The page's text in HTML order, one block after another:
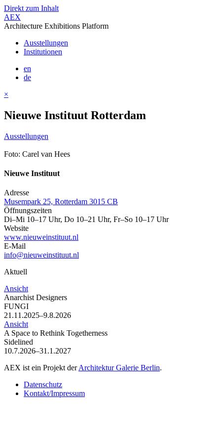
Direkt zum Inhalt
AEX
Architecture Exhibitions Platform
Ausstellungen
Institutionen
en
de
×
Nieuwe Instituut Rotterdam
Ausstellungen
Foto: Carel van Hees
Nieuwe Instituut
Adresse
Musempark 25, Rotterdam 3015 CB
Öffnungszeiten
Di–Mi 10–17 Uhr, Do 10–21 Uhr, Fr–So 10–17 Uhr
Website
www.nieuweinstituut.nl
E-Mail
info@nieuweinstituut.nl
Aktuell
Ansicht
Anarchist Designers
FUNGI
21.11.2025–9.8.2026
Ansicht
A Space to Rethink Togetherness
Sidelined
10.7.2026–31.1.2027
AEX ist ein Projekt derArchitektur Galerie Berlin.
Datenschutz
Kontakt/Impressum